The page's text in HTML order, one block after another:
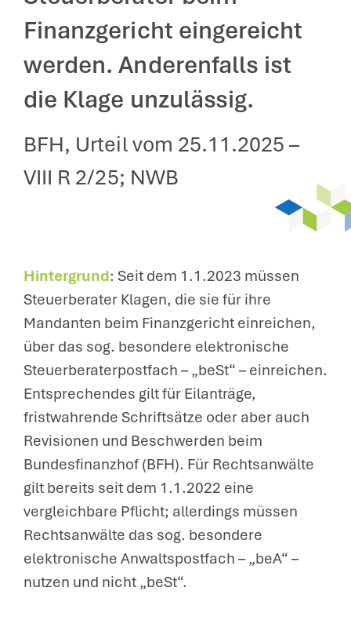
Finanzgericht eingereicht
werden. Anderenfalls ist
die Klage unzulässig.
BFH, Urteil vom 25.11.2025 –
VIII R 2/25; NWB
Hintergrund: Seit dem 1.1.2023 müssen
Steuerberater Klagen, die sie für ihre
Mandanten beim Finanzgericht einreichen,
über das sog. besondere elektronische
Steuerberaterpostfach – „beSt“ – einreichen.
Entsprechendes gilt für Eilanträge,
fristwahrende Schriftsätze oder aber auch
Revisionen und Beschwerden beim
Bundesfinanzhof (BFH). Für Rechtsanwälte
gilt bereits seit dem 1.1.2022 eine
vergleichbare Pflicht; allerdings müssen
Rechtsanwälte das sog. besondere
elektronische Anwaltspostfach – „beA“ –
nutzen und nicht „beSt“.